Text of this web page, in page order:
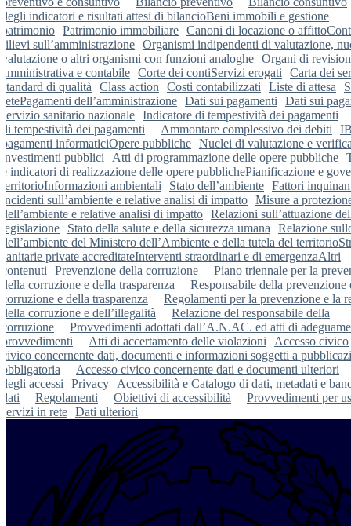
degli indicatori e risultati attesi di bilancioBeni immobili e gestione
patrimonio Patrimonio immobiliare Canoni di locazione o affitto
rilievi sull’amministrazione Organismi indipendenti di valutazione,
valutazione o altri organismi con funzioni analoghe Organi di
amministrativa e contabile Corte dei contiServizi erogati
Carta dei
standard di qualità
Class action Costi contabilizzati Liste di attesa
retePagamenti dell’amministrazione Dati sui pagamenti
Dati sui
servizio sanitario nazionale Indicatore di tempestività dei pagamenti
di tempestività dei pagamenti
Ammontare complessivo dei debiti
pagamenti informaticiOpere pubbliche Nuclei di valutazione e
investimenti pubblici
Atti di programmazione delle opere pubbliche
e indicatori di realizzazione delle opere pubblichePianificazione e
territorioInformazioni ambientali Stato dell’ambiente Fattori
incidenti sull’ambiente e relative analisi di impatto Misure a
dell’ambiente e relative analisi di impatto Relazioni sull’attuazione
legislazione
Stato della salute e della sicurezza umana
Relazione
dell’ambiente del Ministero dell’Ambiente e della tutela del territorio
sanitarie private accreditateInterventi straordinari e di emergenzaAltri
contenuti
Prevenzione della corruzione
Piano triennale per la
della corruzione e della trasparenza
Responsabile della prevenzione
corruzione e della trasparenza
Regolamenti per la prevenzione e la
della corruzione e dell’illegalità
Relazione del responsabile della
corruzione
Provvedimenti adottati dall’A.N.AC. ed atti di
provvedimenti
Atti di accertamento delle violazioni
Accesso civico
civico concernente dati, documenti e informazioni soggetti a
obbligatoria
Accesso civico concernente dati e documenti ulteriori
degli accessi
Privacy
Accessibilità e Catalogo di dati, metadati e
dati
Regolamenti Obiettivi di accessibilità
Provvedimenti per
servizi in rete Dati ulteriori